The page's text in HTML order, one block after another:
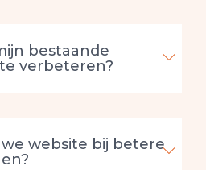
bestaande
verbeteren?
website bij betere